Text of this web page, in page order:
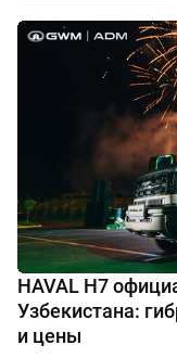
HAVAL H7
Узбекистана:
и цены